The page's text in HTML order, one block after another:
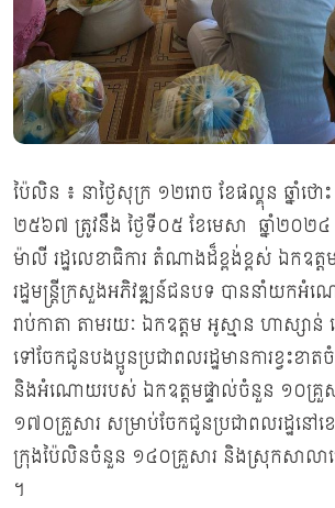
ប៉ៃលិន ៖ នាថ្ងៃសុក្រ ១២រោច ខែផល្គុន ឆ្នាំថ
២៥៦៧ ត្រូវនឹង ថ្ងៃទី០៥ ខែមេសា ឆ្នាំ២០២
ម៉ាលី រដ្ឋលេខាធិការ តំណាងដ៏ខ្ពង់ខ្ពស់ ឯកឧត្ដ
រដ្ឋមន្រ្ដីក្រសួងអភិវឌ្ឍន៍ជនបទ បាននាំយក
រាប់កាតា តាមរយៈ ឯកឧត្តម អូស្មាន ហាស្សាន់ ទ
ទៅចែកជូនបងប្អូនប្រជាពលរដ្ឋមានការខ្វះខ
និងអំណោយរបស់ ឯកឧត្ដមផ្ទាល់ចំនួន ១០គ្រួ
១៧០គ្រួសារ សម្រាប់ចែកជូនប្រជាពលរដ្ឋនៅខ
ក្រុងប៉ៃលិនចំនួន ១៤០គ្រួសារ និងស្រុកសាលា
។